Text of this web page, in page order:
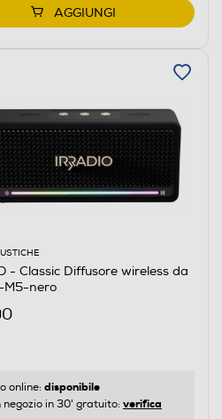
AGGIUNGI
- Classic Diffusore wireless da
M5-nero
online: disponibile
negozio in 30' gratuito: verifica